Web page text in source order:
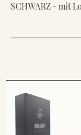
SCHWARZ - mit